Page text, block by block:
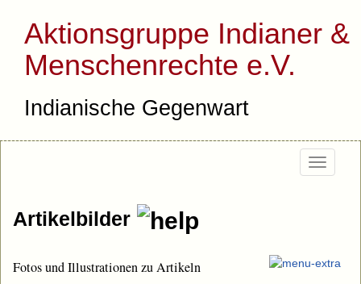
Aktionsgruppe Indianer &
Menschenrechte e.V.
Indianische Gegenwart
Artikelbilder
Fotos und Illustrationen zu Artikeln